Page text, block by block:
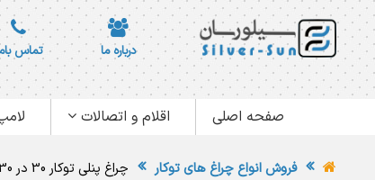
درباره ما تماس
صفحه اصلی اقلام و اتصالات
فروش انواع چراغ های توکار چراغ پنلی توکار 30 در 30 18 وات ZFR